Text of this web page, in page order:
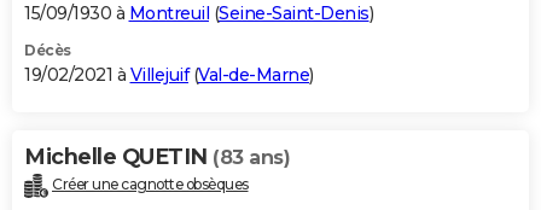
15/09/1930 à Montreuil (Seine-Saint-Denis)
Décès
19/02/2021 à Villejuif(Val-de-Marne)
Michelle QUETIN (83 ans)
Créer une cagnotte obsèques